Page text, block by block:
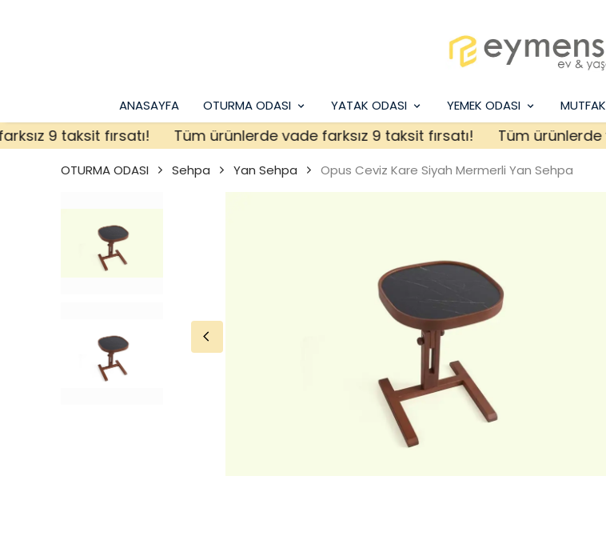
ANASAYFA OTURMA ODASI YATAK ODASI YEMEK ODASI MUTFAK
9 taksit fırsatı! Tüm ürünlerde vade farksız 9 taksit fırsatı! Tüm ürünlerde
OTURMA ODASI Sehpa Yan Sehpa Opus Ceviz Kare Siyah Mermerli Yan Sehpa